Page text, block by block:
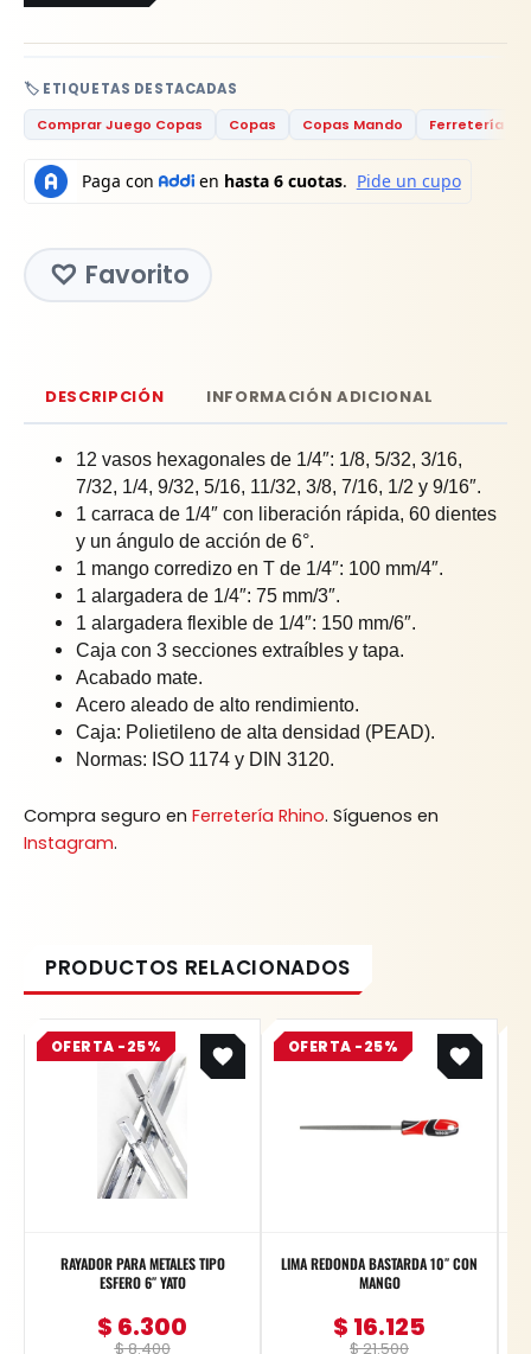
🏷️ ETIQUETAS DESTACADAS
Comprar Juego Copas
Copas Copas Mando Ferretería
Favorito
DESCRIPCIÓN INFORMACIÓN ADICIONAL
12 vasos hexagonales de 1/4″: 1/8, 5/32, 3/16,
7/32, 1/4, 9/32, 5/16, 11/32, 3/8, 7/16, 1/2 y 9/16″.
1 carraca de 1/4″ con liberación rápida, 60 dientes
y un ángulo de acción de 6°.
1 mango corredizo en T de 1/4″: 100 mm/4″.
1 alargadera de 1/4″: 75 mm/3″.
1 alargadera flexible de 1/4″: 150 mm/6″.
Caja con 3 secciones extraíbles y tapa.
Acabado mate.
Acero aleado de alto rendimiento.
Caja: Polietileno de alta densidad (PEAD).
Normas: ISO 1174 y DIN 3120.
Compra seguro en Ferretería Rhino. Síguenos en
Instagram.
OFERTA -25%
RAYADOR PARA METALES TIPO
ESFERO 6″ YATO
$8.400
Original
price
was:
$ 8.400.
$ 6.300
Current
price
is:
$ 6.300.
OFERTA -25%
LIMA REDONDA BASTARDA 10″ CON
MANGO
$21.500
Original
price
was:
$ 16.125
Current
price
is: